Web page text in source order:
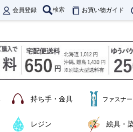
会員登録 検索 お買い物ガイド
持ち手・金具 ファスナ
レジン 絵具・